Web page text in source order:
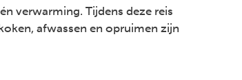
verwarming. Tijdens deze reis
afwassen en opruimen zijn